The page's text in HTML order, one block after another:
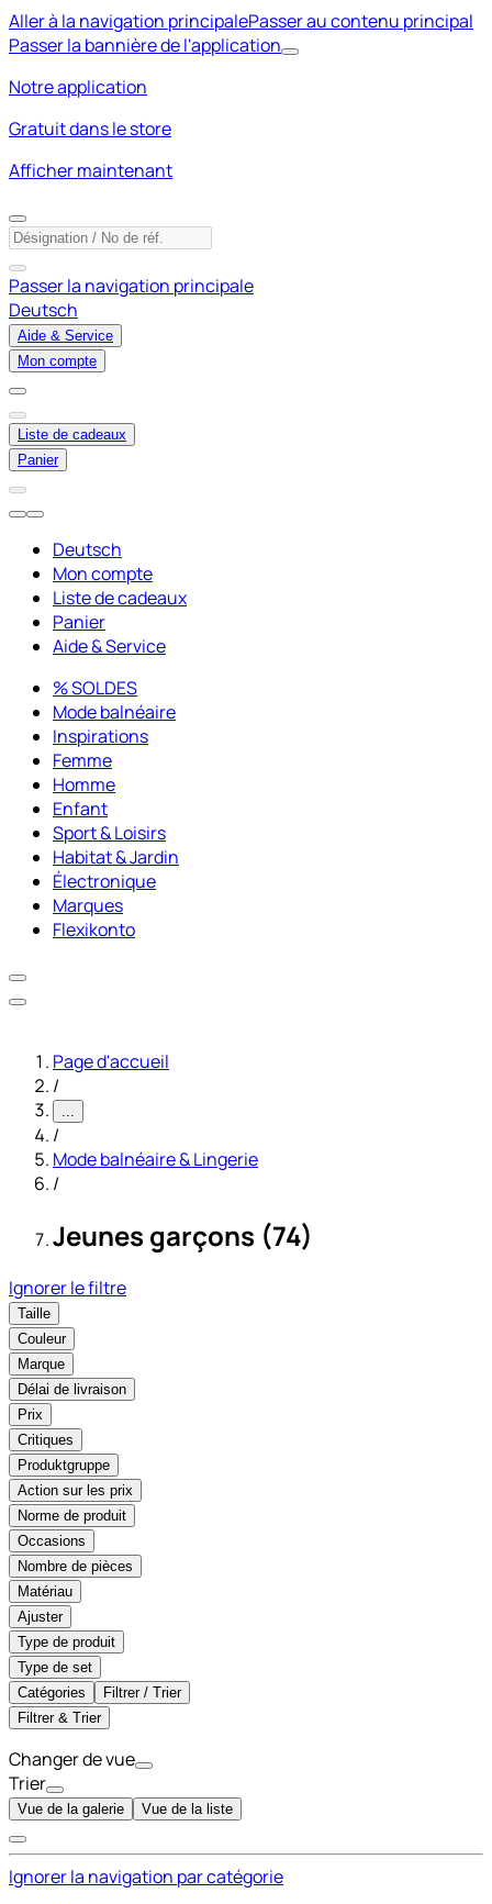
Aller à la navigation principalePasser au contenu principal
Passer la bannière de l'application
Notre application
Gratuit dans le store
Afficher maintenant
Passer la navigation principale
Deutsch
Aide & Service
Mon compte
Liste de cadeaux
Panier
Deutsch
Mon compte
Liste de cadeaux
Panier
Aide & Service
% SOLDES
Mode balnéaire
Inspirations
Femme
Homme
Enfant
Sport & Loisirs
Habitat & Jardin
Électronique
Marques
Flexikonto
Page d'accueil
/
...
/
Mode balnéaire & Lingerie
/
Jeunes garçons (74)
Ignorer le filtre
Taille
Couleur
Marque
Délai de livraison
Prix
Critiques
Produktgruppe
Action sur les prix
Norme de produit
Occasions
Nombre de pièces
Matériau
Ajuster
Type de produit
Type de set
Catégories
Filtrer / Trier
Filtrer & Trier
Changer de vue
Trier
Vue de la galerie Vue de la liste
Ignorer la navigation par catégorie